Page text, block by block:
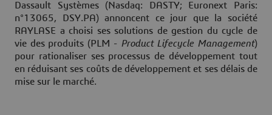
Dassault Systèmes (Nasdaq: DASTY; Euronext Paris:
n°13065, DSY.PA) annoncent ce jour que la société
RAYLASE a choisi ses solutions de gestion du cycle de
vie des produits (PLM - Product Lifecycle Management)
pour rationaliser ses processus de développement tout
en réduisant ses coûts de développement et ses délais de
mise sur le marché.